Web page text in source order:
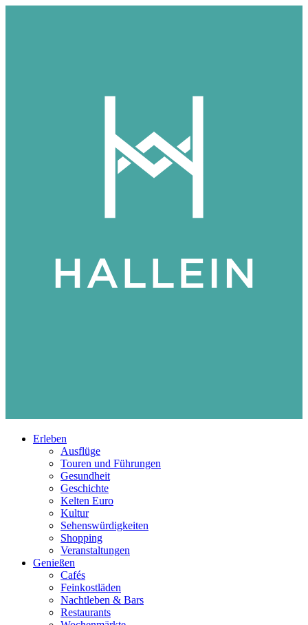
Erleben
Ausflüge
Touren und Führungen
Gesundheit
Geschichte
Kelten Euro
Kultur
Sehenswürdigkeiten
Shopping
Veranstaltungen
Genießen
Cafés
Feinkostläden
Nachtleben & Bars
Restaurants